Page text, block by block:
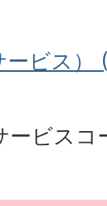
ビス）
ービス